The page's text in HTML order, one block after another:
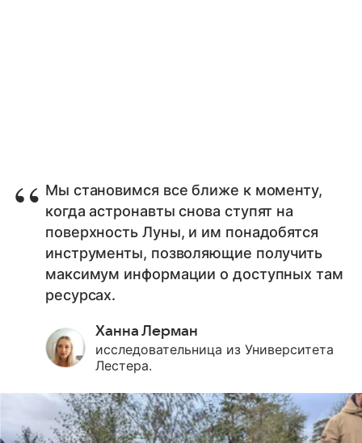
Мы становимся все ближе к моменту,
когда астронавты снова ступят на
поверхность Луны, и им понадобятся
инструменты, позволяющие получить
максимум информации о доступных там
ресурсах.
Ханна Лерман
исследовательница из Университета
Лестера.